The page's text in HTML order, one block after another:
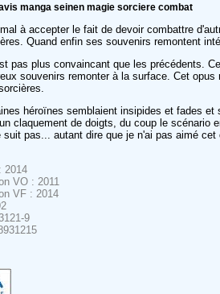
manga seinen magie sorciere combat
à accepter le fait de devoir combattre
Quand enfin ses souvenirs remontent
pas plus convaincant que les précédents.
souvenirs remonter à la surface. Cet
héroïnes semblaient insipides et fades
claquement de doigts, du coup le
pas... autant dire que je n'ai pas aimé cet
2014
VO : 2011
VF : 2014
9